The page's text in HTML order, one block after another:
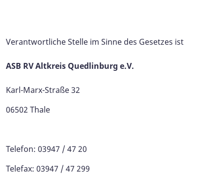
Verantwortliche Stelle im Sinne des Gesetzes ist
ASB RV Altkreis Quedlinburg e.V.
Karl-Marx-Straße 32
06502 Thale
Telefon: 03947 / 47 20
Telefax: 03947 / 47 299